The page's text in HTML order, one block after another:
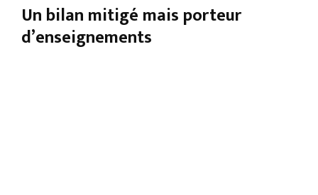
Un bilan mitigé mais porteur
d’enseignements